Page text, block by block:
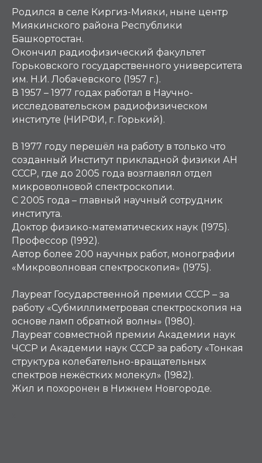
Родился в селе Киргиз-Мияки, ныне центр
Миякинского района Республики
Башкортостан.
Окончил радиофизический факультет
Горьковского государственного университета
им. Н.И. Лобачевского (1957 г.).
В 1957 – 1977 годах работал в Научно-
исследовательском радиофизическом
институте (НИРФИ, г. Горький).
В 1977 году перешёл на работу в только что
созданный Институт прикладной физики АН
СССР, где до 2005 года возглавлял отдел
микроволновой спектроскопии.
С 2005 года – главный научный сотрудник
института.
Доктор физико-математических наук (1975).
Профессор (1992).
Автор более 200 научных работ, монографии
«Микроволновая спектроскопия» (1975).
Лауреат Государственной премии СССР – за
работу «Субмиллиметровая спектроскопия на
основе ламп обратной волны» (1980).
Лауреат совместной премии Академии наук
ЧССР и Академии наук СССР за работу «Тонкая
структура колебательно-вращательных
спектров нежёстких молекул» (1982).
Жил и похоронен в Нижнем Новгороде.